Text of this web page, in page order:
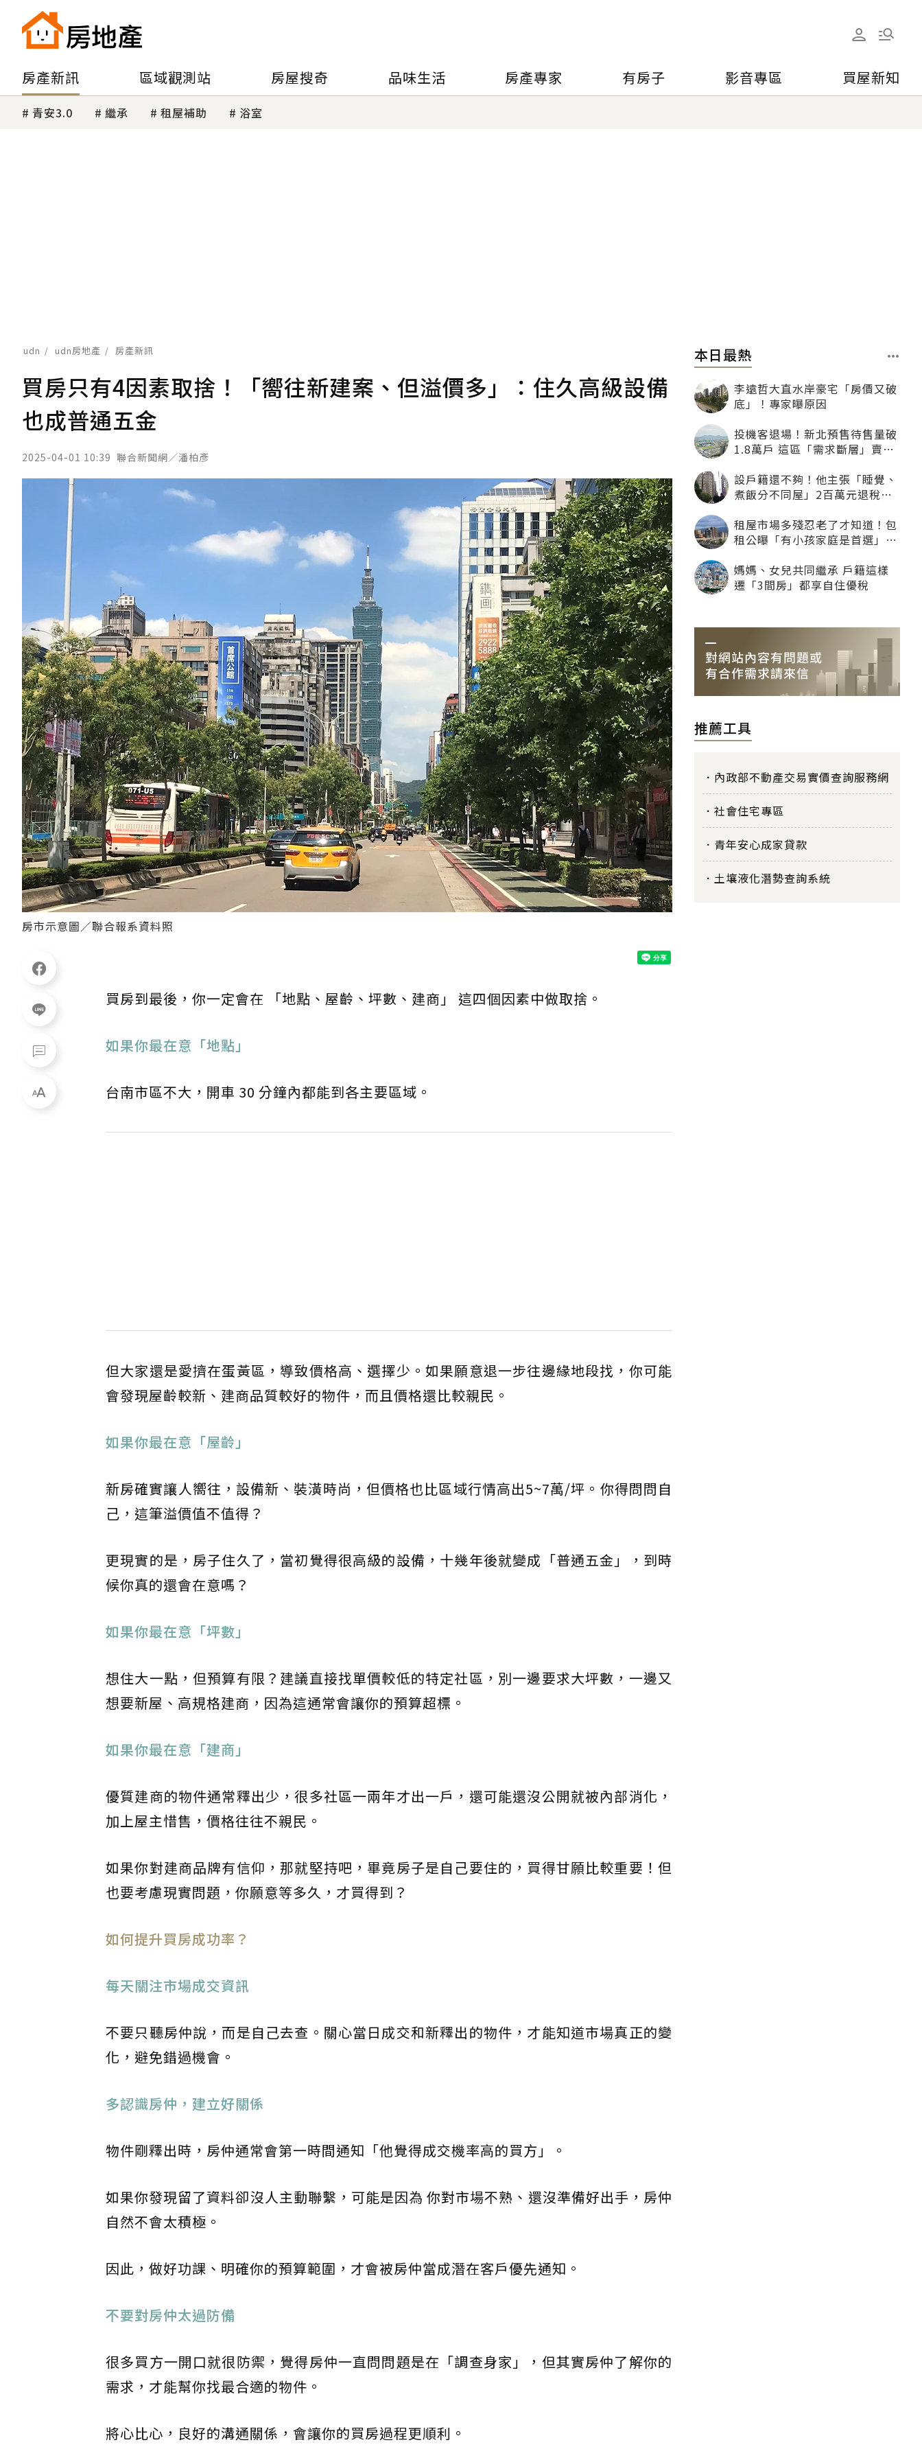
房產新訊 區域觀測站 房屋搜奇 品味生活 房產專家 有房子 影音專區 買屋新知
青安3.0 繼承 租屋補助 浴室
udn udn房地產 房產新訊
買房只有4因素取捨！「嚮往新建案、但溢價多」：住久高級設備
也成普通五金
2025-04-01 10:39 聯合新聞網／潘柏彥
房市示意圖／聯合報系資料照
買房到最後，你一定會在 「地點、屋齡、坪數、建商」 這四個因素中做取捨。
如果你最在意「地點」
台南市區不大，開車 30 分鐘內都能到各主要區域。
但大家還是愛擠在蛋黃區，導致價格高、選擇少。如果願意退一步往邊緣地段找，你可能
會發現屋齡較新、建商品質較好的物件，而且價格還比較親民。
如果你最在意「屋齡」
新房確實讓人嚮往，設備新、裝潢時尚，但價格也比區域行情高出5~7萬/坪。你得問問自
己，這筆溢價值不值得？
更現實的是，房子住久了，當初覺得很高級的設備，十幾年後就變成「普通五金」，到時
候你真的還會在意嗎？
如果你最在意「坪數」
想住大一點，但預算有限？建議直接找單價較低的特定社區，別一邊要求大坪數，一邊又
想要新屋、高規格建商，因為這通常會讓你的預算超標。
如果你最在意「建商」
優質建商的物件通常釋出少，很多社區一兩年才出一戶，還可能還沒公開就被內部消化，
加上屋主惜售，價格往往不親民。
如果你對建商品牌有信仰，那就堅持吧，畢竟房子是自己要住的，買得甘願比較重要！但
也要考慮現實問題，你願意等多久，才買得到？
如何提升買房成功率？
每天關注市場成交資訊
不要只聽房仲說，而是自己去查。關心當日成交和新釋出的物件，才能知道市場真正的變
化，避免錯過機會。
多認識房仲，建立好關係
物件剛釋出時，房仲通常會第一時間通知「他覺得成交機率高的買方」。
如果你發現留了資料卻沒人主動聯繫，可能是因為 你對市場不熟、還沒準備好出手，房仲
自然不會太積極。
因此，做好功課、明確你的預算範圍，才會被房仲當成潛在客戶優先通知。
不要對房仲太過防備
很多買方一開口就很防禦，覺得房仲一直問問題是在「調查身家」，但其實房仲了解你的
需求，才能幫你找最合適的物件。
將心比心，良好的溝通關係，會讓你的買房過程更順利。
本日最熱
李遠哲大直水岸豪宅「房價又破
底」！專家曝原因
投機客退場！新北預售待售量破
1.8萬戶 這區「需求斷層」賣壓
設戶籍還不夠！他主張「睡覺、
煮飯分不同屋」2百萬元退稅照
租屋市場多殘忍老了才知道！包
租公曝「有小孩家庭是首選」：
媽媽、女兒共同繼承 戶籍這樣
遷「3間房」都享自住優稅
推薦工具
內政部不動產交易實價查詢服務網
社會住宅專區
青年安心成家貸款
土壤液化潛勢查詢系統